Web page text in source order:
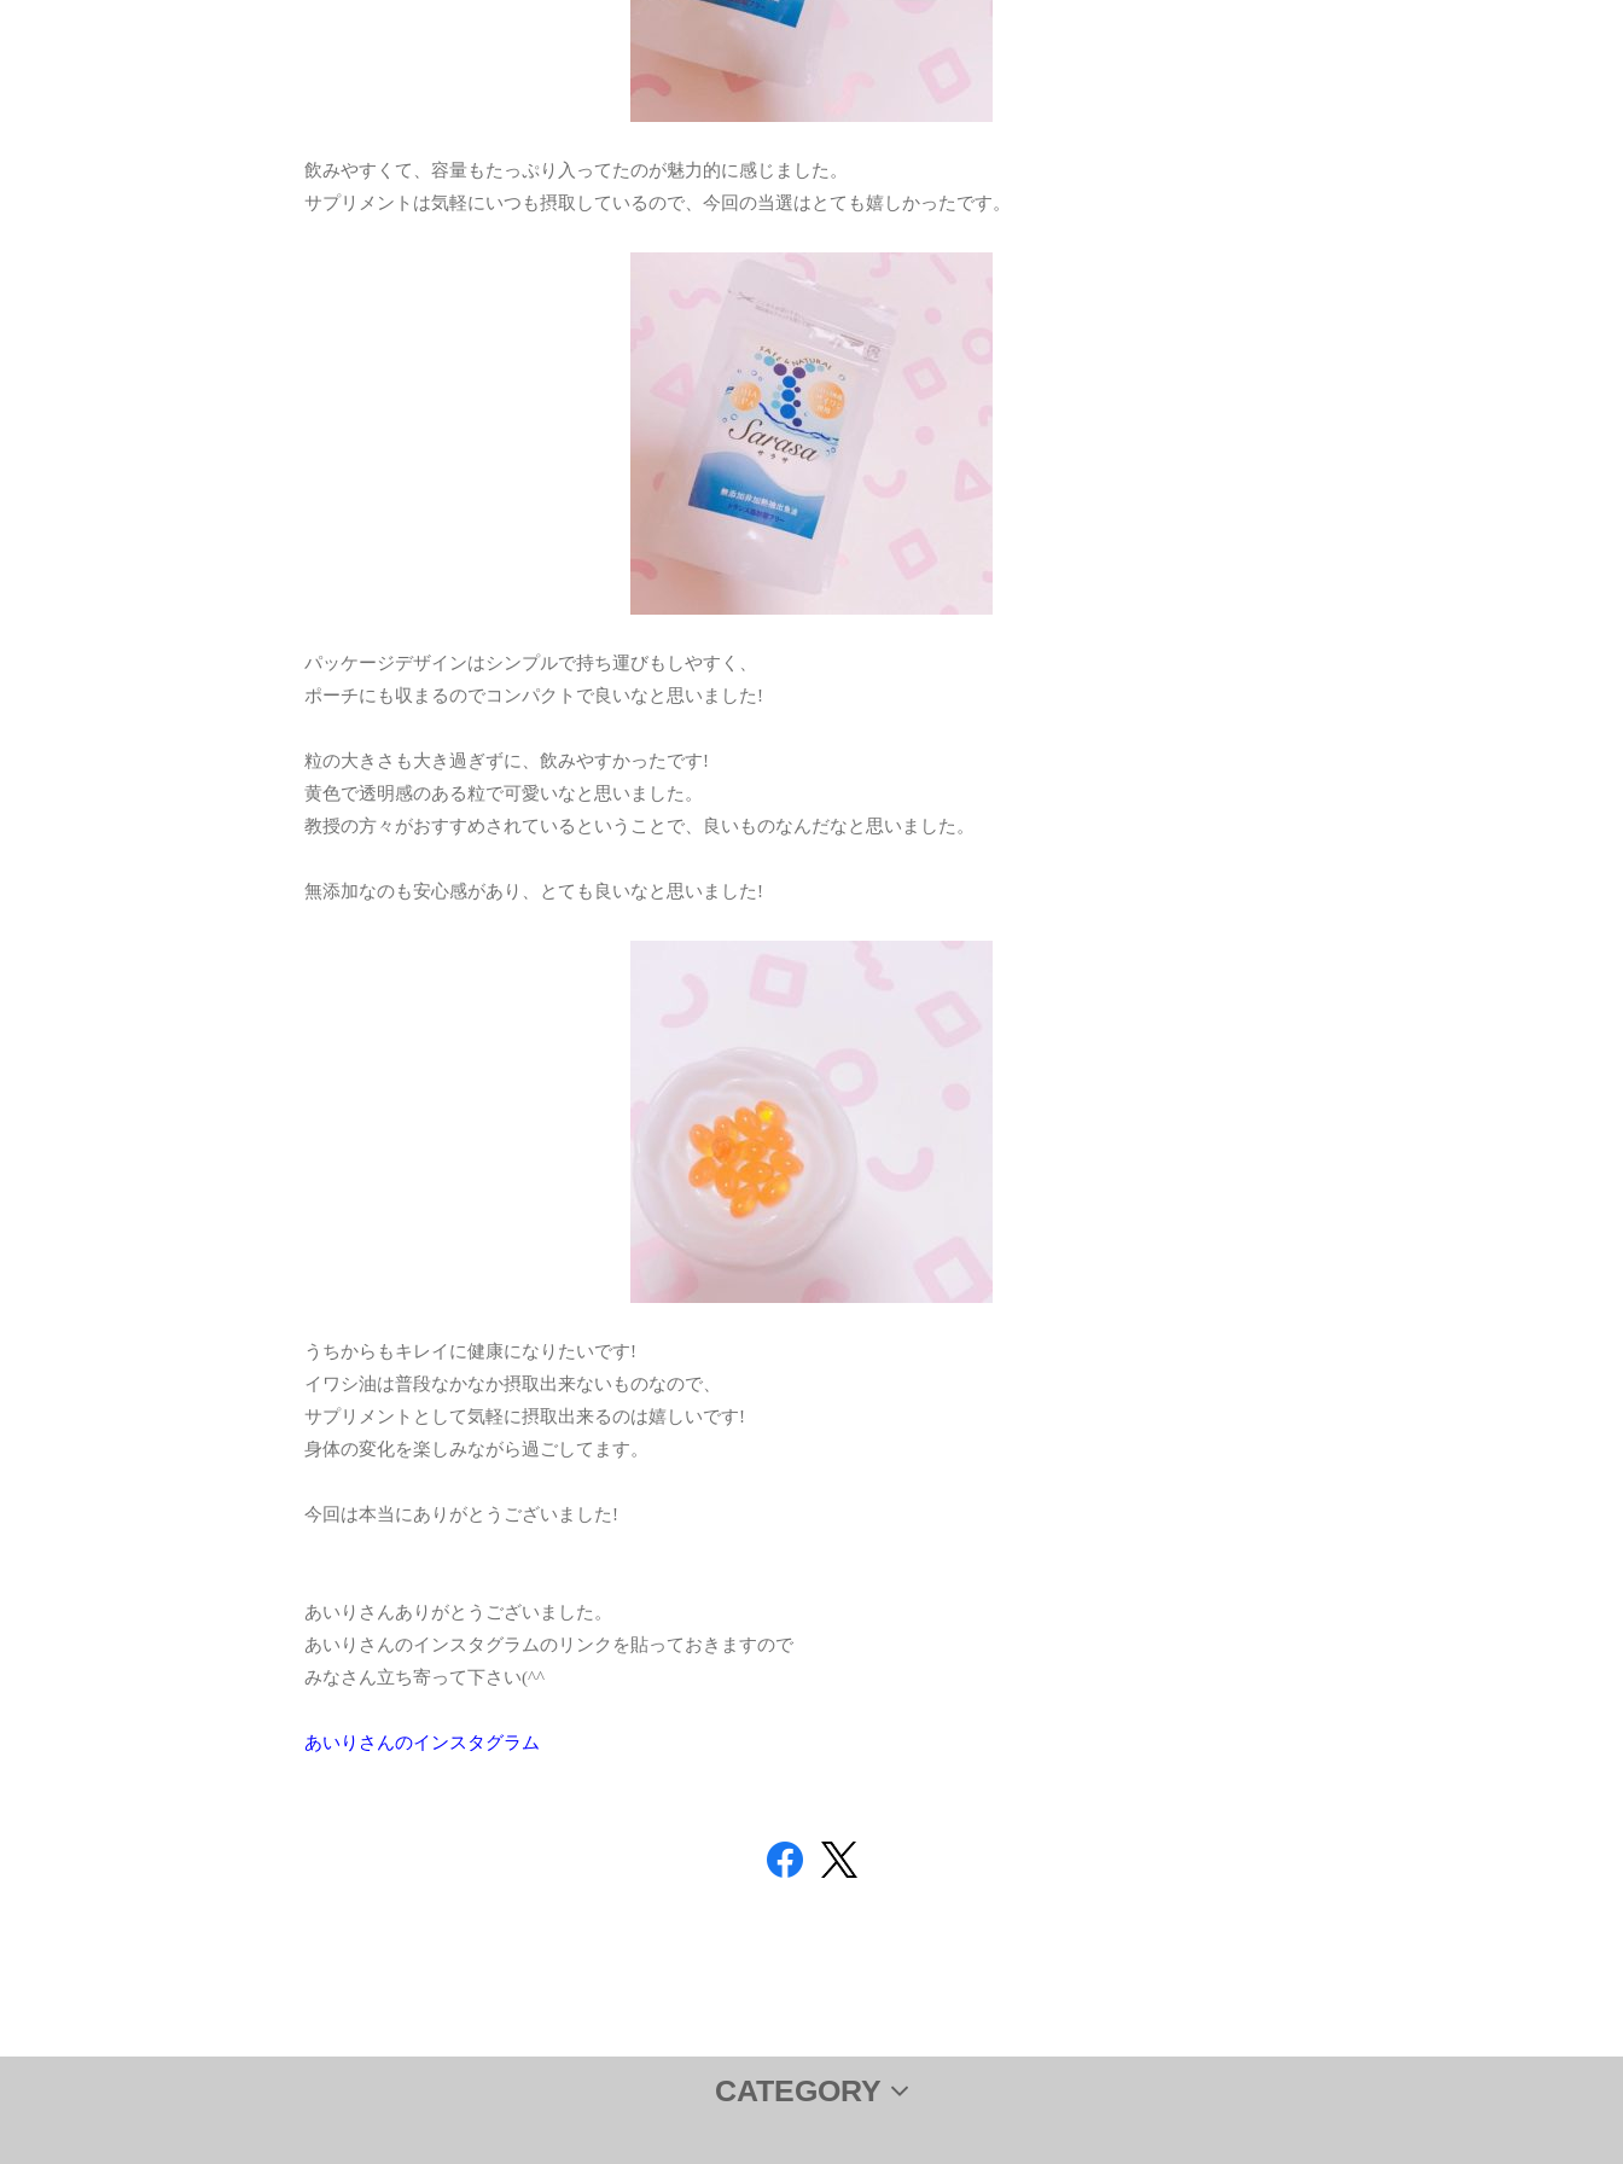
飲みやすくて、容量もたっぷり入ってたのが魅力的に感じました。
サプリメントは気軽にいつも摂取しているので、今回の当選はとても嬉しかったです。
パッケージデザインはシンプルで持ち運びもしやすく、
ポーチにも収まるのでコンパクトで良いなと思いました!
粒の大きさも大き過ぎずに、飲みやすかったです!
黄色で透明感のある粒で可愛いなと思いました。
教授の方々がおすすめされているということで、良いものなんだなと思いました。
無添加なのも安心感があり、とても良いなと思いました!
うちからもキレイに健康になりたいです!
イワシ油は普段なかなか摂取出来ないものなので、
サプリメントとして気軽に摂取出来るのは嬉しいです!
身体の変化を楽しみながら過ごしてます。
今回は本当にありがとうございました!
あいりさんありがとうございました。
あいりさんのインスタグラムのリンクを貼っておきますので
みなさん立ち寄って下さい(^^ゞ
あいりさんのインスタグラム
CATEGORY